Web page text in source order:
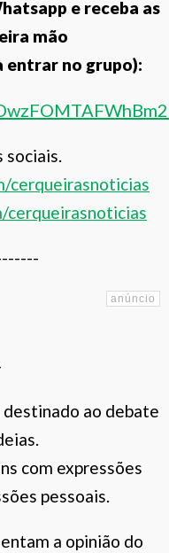
e receba as
mão
entrar no grupo):
sociais.
cerqueirasnoticias
cerqueirasnoticias
destinado ao debate
com expressões
pessoais.
a opinião do